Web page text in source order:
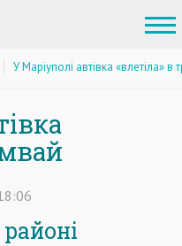
У Маріуполі автівка «влетіла» в